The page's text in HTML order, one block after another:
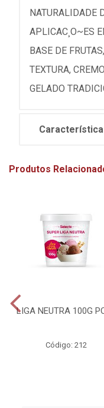
NATURALIDADE
APLICAC¸O~ES
BASE DE
TEXTURA,
GELADO
Produtos
LIGA NEUTRA 100G
Código: 212